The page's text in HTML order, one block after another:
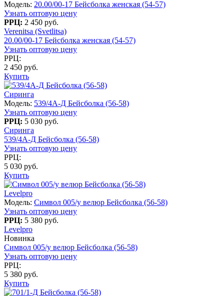
Модель: 20.00/00-17 Бейсболка женская (54-57)
Узнать оптовую цену
РРЦ: 2 450 руб.
Verenitsa (Svetlitsa)
20.00/00-17 Бейсболка женская (54-57)
Узнать оптовую цену
РРЦ:
2 450 руб.
Купить
Сиринга
Модель: 539/4А-Д Бейсболка (56-58)
Узнать оптовую цену
РРЦ: 5 030 руб.
Сиринга
539/4А-Д Бейсболка (56-58)
Узнать оптовую цену
РРЦ:
5 030 руб.
Купить
Levelpro
Модель: Символ 005/у велюр Бейсболка (56-58)
Узнать оптовую цену
РРЦ: 5 380 руб.
Levelpro
Новинка
Символ 005/у велюр Бейсболка (56-58)
Узнать оптовую цену
РРЦ:
5 380 руб.
Купить